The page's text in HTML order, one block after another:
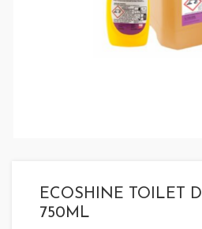
ECOSHINE TOILET
750ML